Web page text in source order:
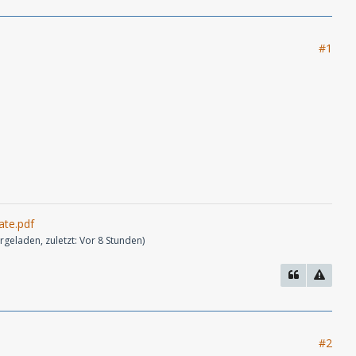
#1
zuletzt: Vor 8 Stunden)
#2